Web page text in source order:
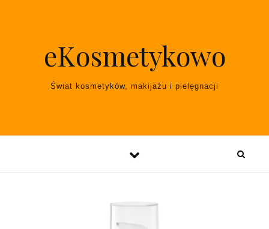
eKosmetykowo
Świat kosmetyków, makijażu i pielęgnacji